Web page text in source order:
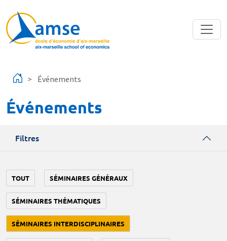
Événements
Événements
Filtres
TOUT SÉMINAIRES GÉNÉRAUX
SÉMINAIRES THÉMATIQUES
SÉMINAIRES INTERDISCIPLINAIRES